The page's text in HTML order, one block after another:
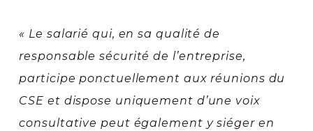
« Le salarié qui, en sa qualité de
responsable sécurité de l’entreprise,
participe ponctuellement aux réunions du
CSE et dispose uniquement d’une voix
consultative peut également y siéger en